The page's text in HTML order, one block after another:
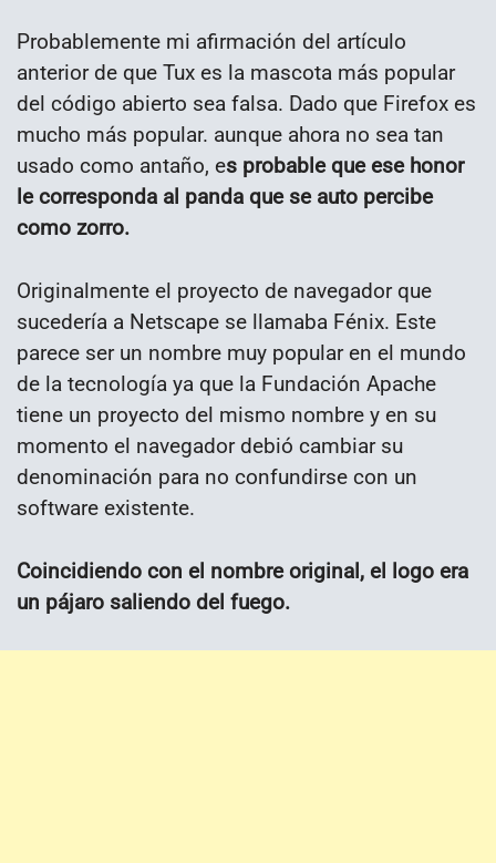
Probablemente mi afirmación del artículo
anterior de que Tux es la mascota más popular
del código abierto sea falsa. Dado que Firefox es
mucho más popular. aunque ahora no sea tan
usado como antaño, es probable que ese honor
le corresponda al panda que se auto percibe
como zorro.
Originalmente el proyecto de navegador que
sucedería a Netscape se llamaba Fénix. Este
parece ser un nombre muy popular en el mundo
de la tecnología ya que la Fundación Apache
tiene un proyecto del mismo nombre y en su
momento el navegador debió cambiar su
denominación para no confundirse con un
software existente.
Coincidiendo con el nombre original, el logo era
un pájaro saliendo del fuego.